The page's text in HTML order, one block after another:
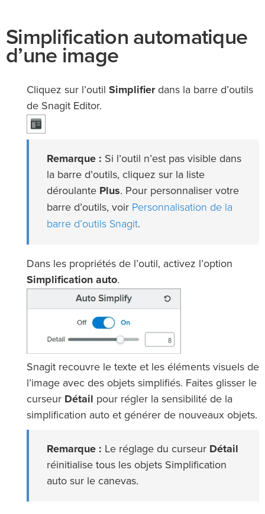
Simplification automatique
d’une image
Cliquez sur l’outil Simplifierdans la barre d’outils
de Snagit Editor.
Remarque : Si l’outil n’est pas visible dans
la barre d’outils, cliquez sur la liste
déroulante Plus. Pour personnaliser votre
barre d’outils, voir Personnalisation de la
barre d’outils Snagit.
Dans les propriétés de l’outil, activez l’option
Simplification auto.
Snagit recouvre le texte et les éléments visuels de
l’image avec des objets simplifiés. Faites glisser le
curseur Détail
pour régler la sensibilité de la
simplification auto et générer de nouveaux objets.
Remarque : Le réglage du curseur Détail
réinitialise tous les objets Simplification
auto sur le canevas.